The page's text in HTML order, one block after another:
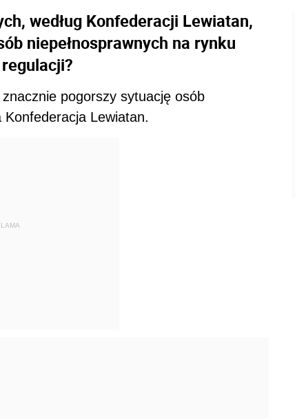
według Konfederacji Lewiatan,
niepełnosprawnych na rynku
pogorszy sytuację osób
Konfederacja Lewiatan.